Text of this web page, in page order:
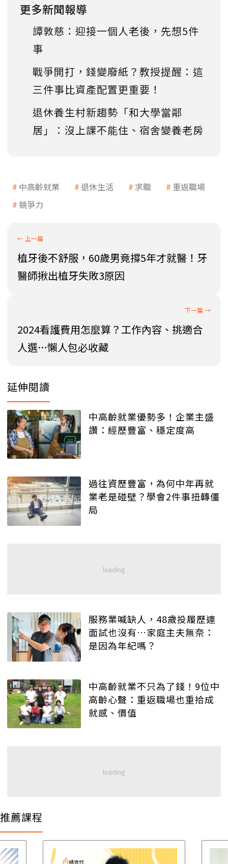
更多新聞報導
譚敦慈：迎接一個人老後，先想5件
事
戰爭開打，錢變廢紙？教授提醒：這
三件事比資產配置更重要！
退休養生村新趨勢「和大學當鄰
居」：沒上課不能住、宿舍變養老房
中高齡就業 退休生活 求職
重返職場
競爭力
植牙後不舒服，60歲男竟撐5年才就醫！牙
醫師揪出植牙失敗3原因
2024看護費用怎麼算？工作內容、挑適合
人選…懶人包必收藏
延伸閱讀
中高齡就業優勢多！企業主盛
讚：經歷豐富、穩定度高
過往資歷豐富，為何中年再就
業老是碰壁？學會2件事扭轉僵
局
服務業喊缺人，48歲投履歷連
面試也沒有…家庭主夫無奈：
是因為年紀嗎？
中高齡就業不只為了錢！9位中
高齡心聲：重返職場也重拾成
就感、價值
推薦課程